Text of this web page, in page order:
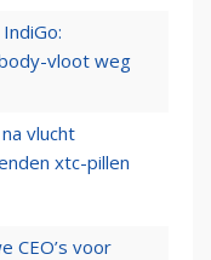
vloot weg
vlucht
xtc-pillen
CEO’s voor